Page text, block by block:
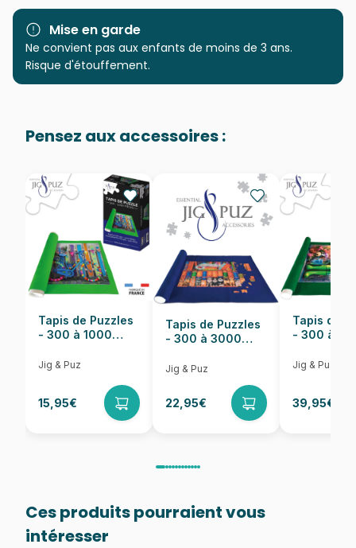
Marque Magnolia
Catégorie Puzzles - Déco et Objets
Age
Puzzle pour Adultes (500 à
Provenance Puzzles fabriqués en France
EAN 8684595060216
Nombre de pièces 1000 pièces
Dimensions 68 x 48 cm
Mise en garde
Ne convient pas aux enfants de moins de 3 ans.
Risque d'étouffement.
Pensez aux accessoires :
Tapis de Puzzles
- 300 à 1000
Jig & Puz
15,95€
Tapis de Puzzles
- 300 à 3000
Jig & Puz
22,95€
Tapis de
- 300 à
Jig & Puz
39,95€
Ces produits pourraient vous
intéresser